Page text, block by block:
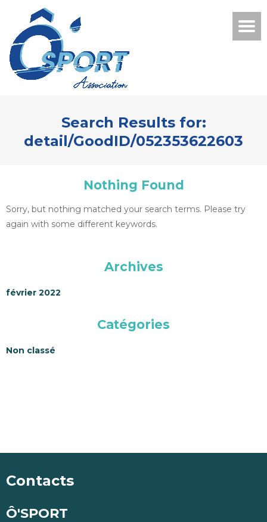
Search Results for:
detail/GoodID/052353622603
Nothing Found
Sorry, but nothing matched your search terms. Please try
again with some different keywords.
Archives
février 2022
Catégories
Non classé
Contacts
Ô'SPORT